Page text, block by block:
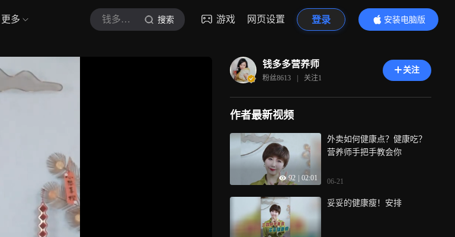
更多 钱多多营养师 搜索 游戏 网页设置 登录
安装电脑版
内容更精彩
钱多多营养师
粉丝8613 | 关注1
关注
作者最新视频
92 02:01
外卖如何健康点？健康吃？
营养师手把手教会你
06-21
妥妥的健康瘦！安排